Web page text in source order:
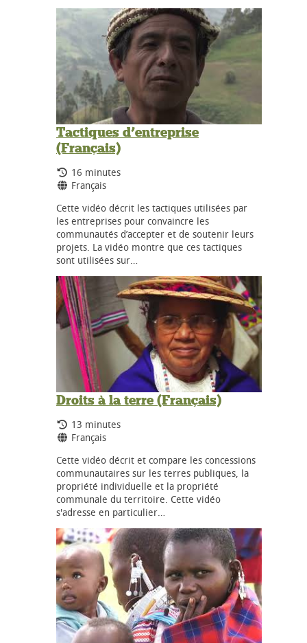
Tactiques d’entreprise
(Français)
Durée:
16 minutes
Langues:
Français
Cette vidéo décrit les tactiques utilisées par
les entreprises pour convaincre les
communautés d’accepter et de soutenir leurs
projets. La vidéo montre que ces tactiques
sont utilisées sur…
Droits à la terre (Français)
Durée:
13 minutes
Langues:
Français
Cette vidéo décrit et compare les concessions
communautaires sur les terres publiques, la
propriété individuelle et la propriété
communale du territoire. Cette vidéo
s'adresse en particulier…